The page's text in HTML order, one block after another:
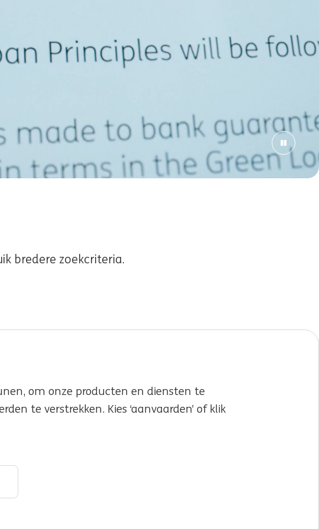
bredere zoekcriteria.
om onze producten en diensten te
te verstrekken. Kies ‘aanvaarden’ of klik